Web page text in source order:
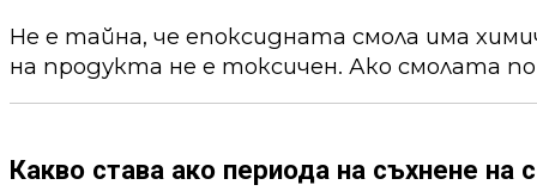
Не е тайна, че епоксидната смола има
на продукта не е токсичен. Ако смолата
Какво става ако периода на съхнене